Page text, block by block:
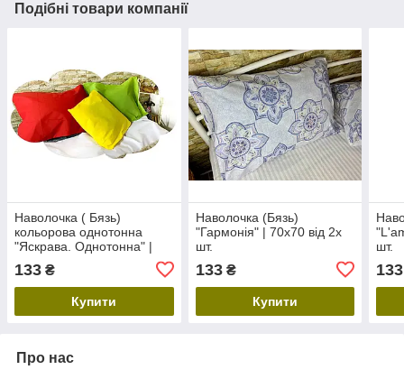
Подібні товари компанії
Наволочка ( Бязь)
кольорова однотонна
"Яскрава. Однотонна" |
133 ₴
Купити
Наволочка (Бязь)
"Гармонія" | 70х70 від 2х
шт.
133₴
Купити
шт.
133
Про нас